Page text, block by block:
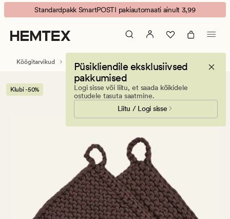
Nida
Bokhari
pruun
Animated
banner.
Press
ESCAPE
Standardpakk SmartPOSTI pakiautomaati ainult 3,99
Püsikliendile eksklusiivsed
pakkumised
Logi sisse või liitu, et saada kõikidele
ostudele tasuta saatmine.
Liitu / Logi sisse
Köögitarvikud Pajalapid ja pajakindad
Klubi -50%